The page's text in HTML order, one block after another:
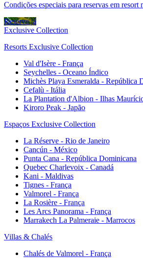
Condições especiais para reservas em resort
Reserve já
Exclusive Collection
Resorts Exclusive Collection
Val d'Isère - França
Seychelles - Oceano Índico
Michès Playa Esmeralda - República
Cefalù - Itália
La Plantation d'Albion - Ilhas
Kiroro Peak - Japão
Espaços Exclusive Collection
La Réserve - Rio de Janeiro
Cancún - México
Punta Cana - República Dominicana
Quebec Charlevoix - Canadá
Kani - Maldivas
Tignes - França
Valmorel - França
La Rosière - França
Les Arcs Panorama - França
Marrakech La Palmeraie - Marrocos
Villas & Chalés
Chalés de Valmorel - França